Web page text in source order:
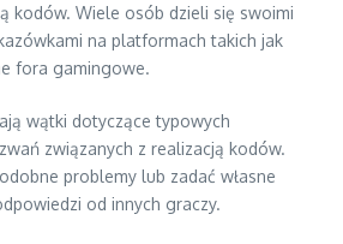
kodów. Wiele osób dzieli się swoimi
na platformach takich jak
fora gamingowe.
wątki dotyczące typowych
związanych z realizacją kodów.
problemy lub zadać własne
od innych graczy.